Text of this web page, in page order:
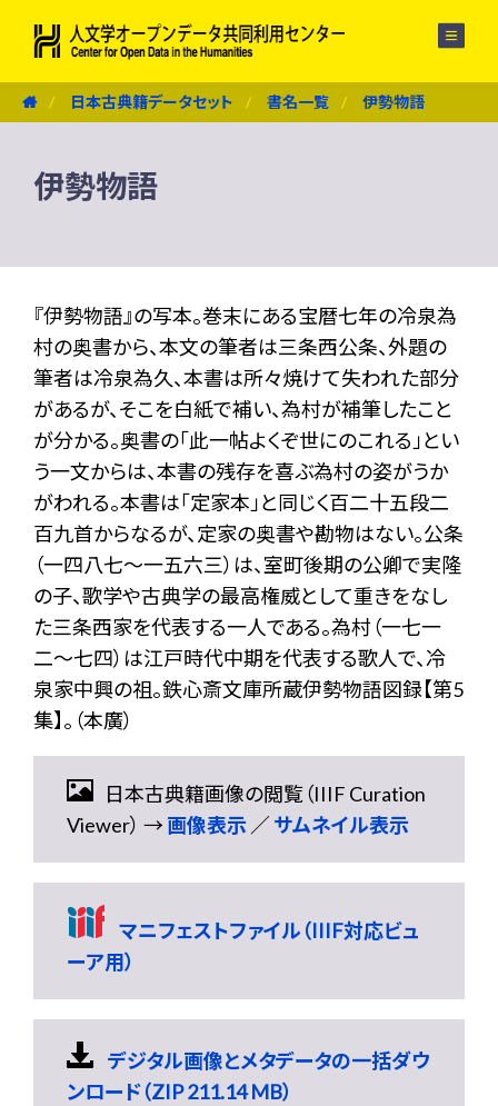
日本古典籍データセット 書名一覧 伊勢物語
伊勢物語
『伊勢物語』の写本。巻末にある宝暦七年の冷泉為
村の奥書から、本文の筆者は三条西公条、外題の
筆者は冷泉為久、本書は所々焼けて失われた部分
があるが、そこを白紙で補い、為村が補筆したこと
が分かる。奥書の「此一帖よくぞ世にのこれる」とい
う一文からは、本書の残存を喜ぶ為村の姿がうか
がわれる。本書は「定家本」と同じく百二十五段二
百九首からなるが、定家の奥書や勘物はない。公条
（一四八七〜一五六三）は、室町後期の公卿で実隆
の子、歌学や古典学の最高権威として重きをなし
た三条西家を代表する一人である。為村（一七一
二〜七四）は江戸時代中期を代表する歌人で、冷
泉家中興の祖。鉄心斎文庫所蔵伊勢物語図録【第5
集】。（本廣）
日本古典籍画像の閲覧（IIIF Curation
Viewer） →画像表示 ／サムネイル表示
マニフェストファイル（IIIF対応ビュ
ーア用）
デジタル画像とメタデータの一括ダウ
ンロード（ZIP 211.14 MB）